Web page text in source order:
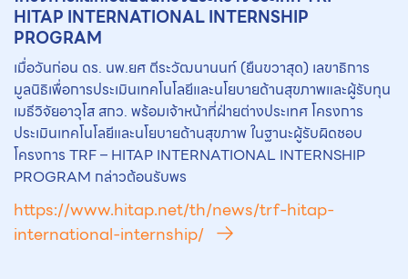
HITAP INTERNATIONAL INTERNSHIP
PROGRAM
เมื่อวันก่อน ดร. นพ.ยศ ตีระวัฒนานนท์ (ยืนขวาสุด) เลขาธิการ
มูลนิธิเพื่อการประเมินเทคโนโลยีและนโยบายด้านสุขภาพและผู้รับทุน
เมธีวิจัยอาวุโส สกว. พร้อมเจ้าหน้าที่ฝ่ายต่างประเทศ โครงการ
ประเมินเทคโนโลยีและนโยบายด้านสุขภาพ ในฐานะผู้รับผิดชอบ
โครงการ TRF – HITAP INTERNATIONAL INTERNSHIP
PROGRAM กล่าวต้อนรับพร
https://www.hitap.net/th/news/trf-hitap-
international-internship/